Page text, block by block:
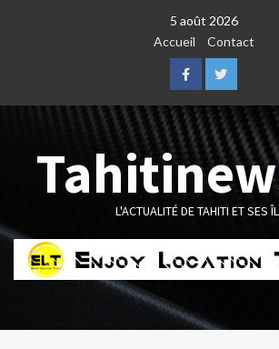
5 août 2026
Accueil
Contact
FacebookTwitter
L'ACTUALITÉ DE TAHITI ET SES